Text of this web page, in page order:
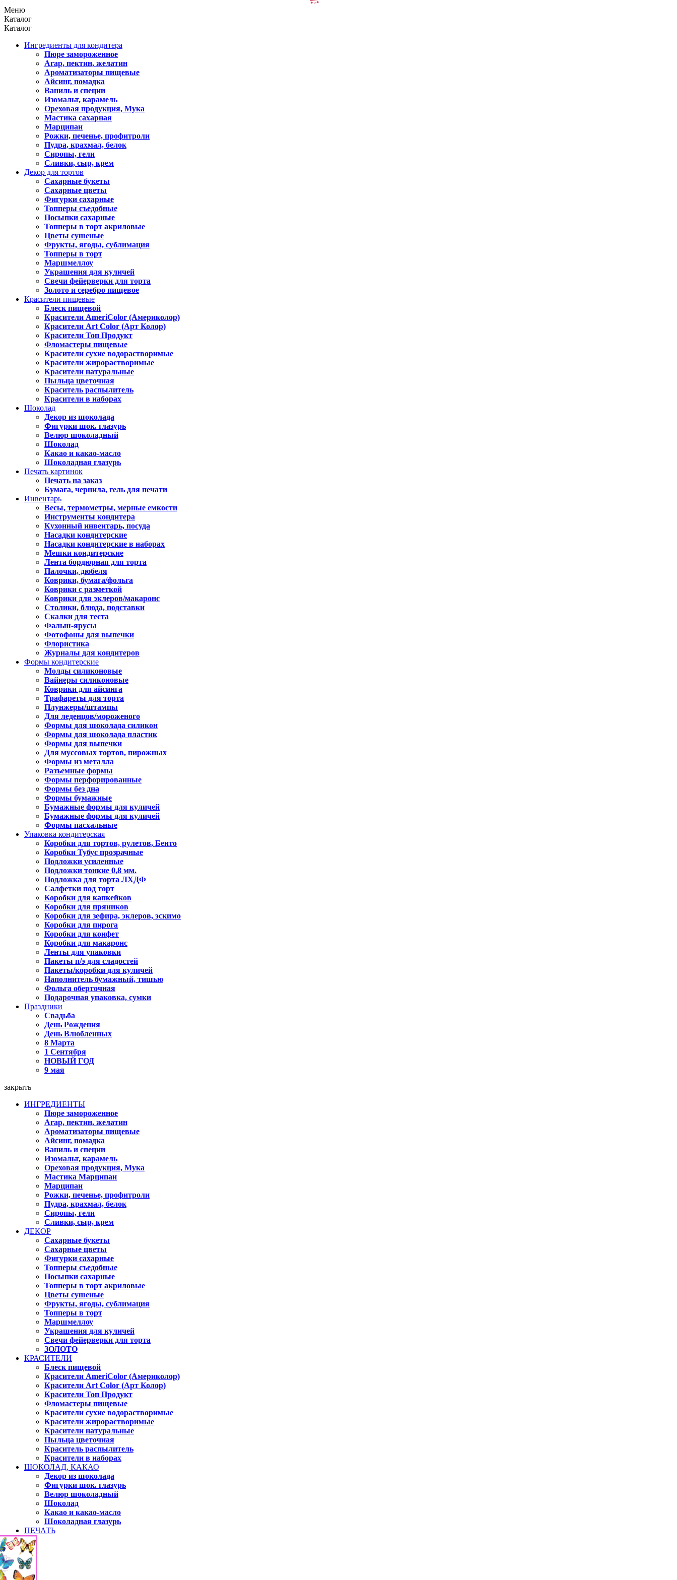
Меню
Каталог
Каталог
Ингредиенты для кондитера
Пюре замороженное
Агар, пектин, желатин
Ароматизаторы пищевые
Айсинг, помадка
Ваниль и специи
Изомальт, карамель
Ореховая продукция, Мука
Мастика сахарная
Марципан
Рожки, печенье, профитроли
Пудра, крахмал, белок
Сиропы, гели
Сливки, сыр, крем
Декор для тортов
Сахарные букеты
Сахарные цветы
Фигурки сахарные
Топперы съедобные
Посыпки сахарные
Топперы в торт акриловые
Цветы сушеные
Фрукты, ягоды, сублимация
Топперы в торт
Маршмеллоу
Украшения для куличей
Свечи фейерверки для торта
Золото и серебро пищевое
Красители пищевые
Блеск пищевой
Красители AmeriColor (Америколор)
Красители Art Color (Арт Колор)
Красители Топ Продукт
Фломастеры пищевые
Красители сухие водорастворимые
Красители жирорастворимые
Красители натуральные
Пыльца цветочная
Краситель распылитель
Красители в наборах
Шоколад
Декор из шоколада
Фигурки шок. глазурь
Велюр шоколадный
Шоколад
Какао и какао-масло
Шоколадная глазурь
Печать картинок
Печать на заказ
Бумага, чернила, гель для печати
Инвентарь
Весы, термометры, мерные емкости
Инструменты кондитера
Кухонный инвентарь, посуда
Насадки кондитерские
Насадки кондитерские в наборах
Мешки кондитерские
Лента бордюрная для торта
Палочки, дюбеля
Коврики, бумага/фольга
Коврики с разметкой
Коврики для эклеров/макаронс
Столики, блюда, подставки
Скалки для теста
Фальш-ярусы
Фотофоны для выпечки
Флористика
Журналы для кондитеров
Формы кондитерские
Молды силиконовые
Вайнеры силиконовые
Коврики для айсинга
Трафареты для торта
Плунжеры/штампы
Для леденцов/мороженого
Формы для шоколада силикон
Формы для шоколада пластик
Формы для выпечки
Для муссовых тортов, пирожных
Формы из металла
Разъемные формы
Формы перфорированные
Формы без дна
Формы бумажные
Бумажные формы для куличей
Бумажные формы для куличей
Формы пасхальные
Упаковка кондитерская
Коробки для тортов, рулетов, Бенто
Коробки Тубус прозрачные
Подложки усиленные
Подложки тонкие 0,8 мм.
Подложка для торта ЛХДФ
Салфетки под торт
Коробки для капкейков
Коробки для пряников
Коробки для зефира, эклеров, эскимо
Коробки для пирога
Коробки для конфет
Коробки для макаронс
Ленты для упаковки
Пакеты п/э для сладостей
Пакеты/коробки для куличей
Наполнитель бумажный, тишью
Фольга оберточная
Подарочная упаковка, сумки
Праздники
Свадьба
День Рождения
День Влюбленных
8 Марта
1 Сентября
НОВЫЙ ГОД
9 мая
закрыть
ИНГРЕДИЕНТЫ
Пюре замороженное
Агар, пектин, желатин
Ароматизаторы пищевые
Айсинг, помадка
Ваниль и специи
Изомальт, карамель
Ореховая продукция, Мука
Мастика Марципан
Марципан
Рожки, печенье, профитроли
Пудра, крахмал, белок
Сиропы, гели
Сливки, сыр, крем
ДЕКОР
Сахарные букеты
Сахарные цветы
Фигурки сахарные
Топперы съедобные
Посыпки сахарные
Топперы в торт акриловые
Цветы сушеные
Фрукты, ягоды, сублимация
Топперы в торт
Маршмеллоу
Украшения для куличей
Свечи фейерверки для торта
ЗОЛОТО
КРАСИТЕЛИ
Блеск пищевой
Красители AmeriColor (Америколор)
Красители Art Color (Арт Колор)
Красители Топ Продукт
Фломастеры пищевые
Красители сухие водорастворимые
Красители жирорастворимые
Красители натуральные
Пыльца цветочная
Краситель распылитель
Красители в наборах
ШОКОЛАД, КАКАО
Декор из шоколада
Фигурки шок. глазурь
Велюр шоколадный
Шоколад
Какао и какао-масло
Шоколадная глазурь
ПЕЧАТЬ